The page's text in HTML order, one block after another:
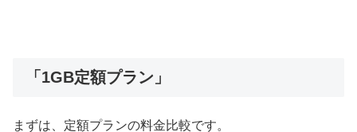
「1GB定額プラン」
まずは、定額プランの料金比較です。